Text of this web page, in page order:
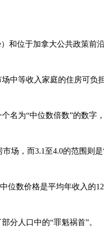
和位于加拿大公共政策前
中等收入家庭的住房可
名为“中位数倍数”的数字
场，而3.1至4.0的范围则
位数价格是平均年收入的
分人口中的“罪魁祸首”。